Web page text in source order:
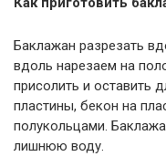
Баклажан разрезать
вдоль нарезаем на
присолить и оставить
пластины, бекон на
полукольцами.
лишнюю воду.